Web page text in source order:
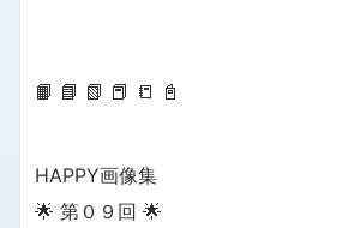
📙 📘 📗 📕 📒 📓
HAPPY画像集
🌟 第０９回 🌟